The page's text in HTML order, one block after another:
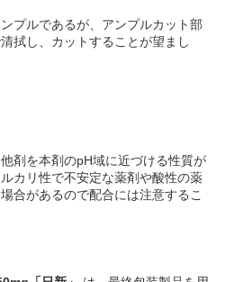
プルであるが、アンプルカット部
拭し、カットすることが望まし
剤を本剤のpH域に近づける性質が
カリ性で不安定な薬剤や酸性の薬
合があるので配合には注意するこ